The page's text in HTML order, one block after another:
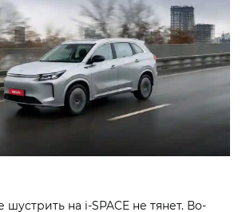
на i‑SPACE не тянет. Во-